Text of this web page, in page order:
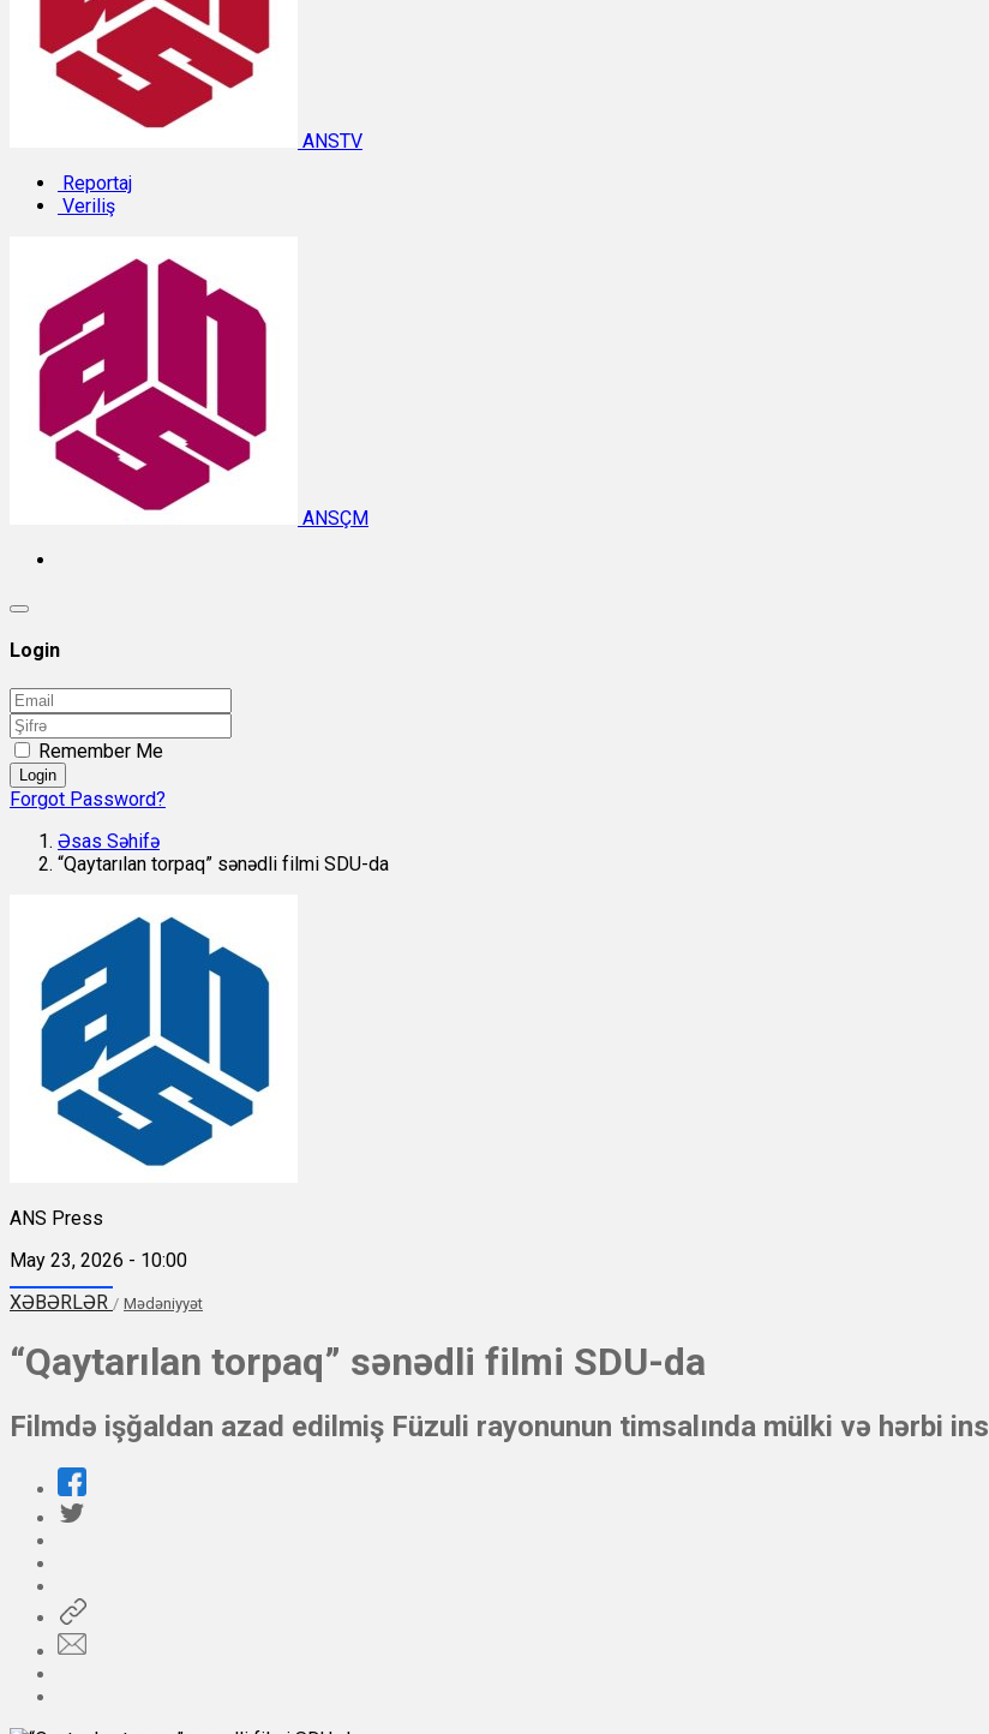
ANSTV
Reportaj
Veriliş
ANSÇM
Login
Remember Me
Login
Forgot Password?
Əsas Səhifə
“Qaytarılan torpaq” sənədli filmi SDU-da
ANS Press
May 23, 2026 - 10:00
XƏBƏRLƏR / Mədəniyyət
“Qaytarılan torpaq” sənədli filmi SDU-da
Filmdə işğaldan azad edilmiş Füzuli rayonunun timsalında mülki və hərbi